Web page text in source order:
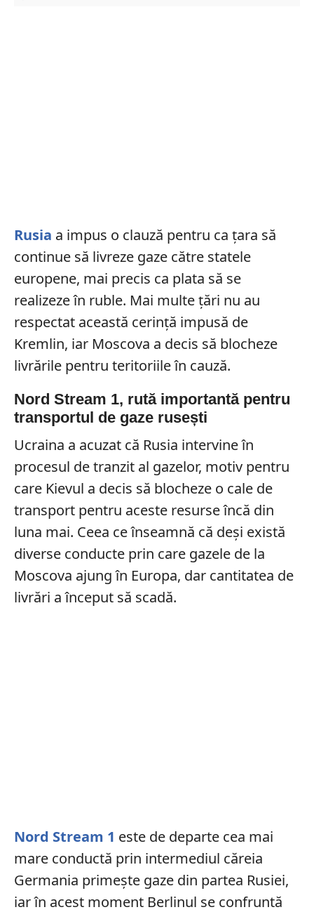
Rusia a impus o clauză pentru ca țara să
continue să livreze gaze către statele
europene, mai precis ca plata să se
realizeze în ruble. Mai multe țări nu au
respectat această cerință impusă de
Kremlin, iar Moscova a decis să blocheze
livrările pentru teritoriile în cauză.
Nord Stream 1, rută importantă pentru
transportul de gaze rusești
Ucraina a acuzat că Rusia intervine în
procesul de tranzit al gazelor, motiv pentru
care Kievul a decis să blocheze o cale de
transport pentru aceste resurse încă din
luna mai. Ceea ce înseamnă că deși există
diverse conducte prin care gazele de la
Moscova ajung în Europa, dar cantitatea de
livrări a început să scadă.
Nord Stream 1 este de departe cea mai
mare conductă prin intermediul căreia
Germania primește gaze din partea Rusiei,
iar în acest moment Berlinul se confruntă